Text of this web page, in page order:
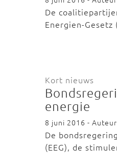
De
Energien-
Kort nieuws
energie
8 juni 2016 -
De
(EEG), de